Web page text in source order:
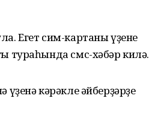
Егет сим-картаны үҙенең
тураһында смс-хәбәр килә.
кәрәкле әйберҙәрҙе